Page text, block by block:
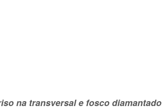
na transversal e fosco diamantado